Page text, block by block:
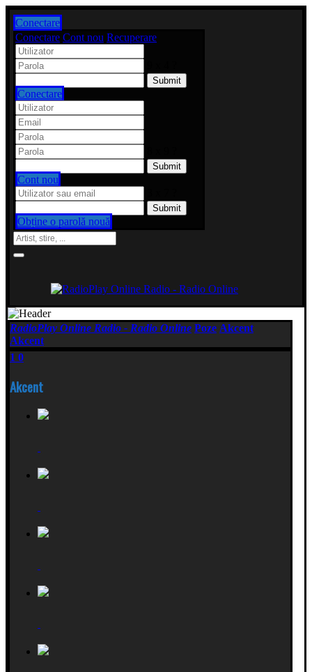
Conectare
Conectare Cont nou Recuperare
Conectare
Cont nou
Obține o parolă nouă
RadioPlay Online Radio - Radio Online Poze Akcent
Akcent
1 0
Akcent